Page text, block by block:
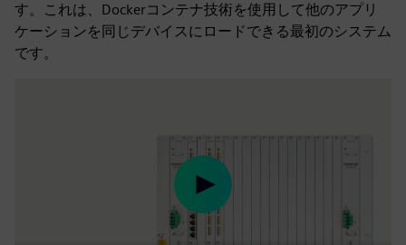
す。これは、Dockerコンテナ技術を使用して他のアプリ
ケーションを同じデバイスにロードできる最初のシステム
です。
Play